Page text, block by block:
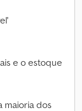
e o estoque
maioria dos